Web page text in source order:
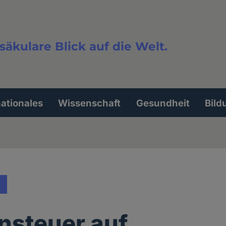
Blick auf die Welt.
Wissenschaft Gesundheit